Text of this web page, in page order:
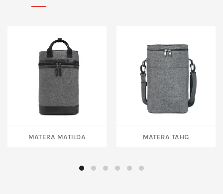
MATERA MATILDA MATERA TAHG